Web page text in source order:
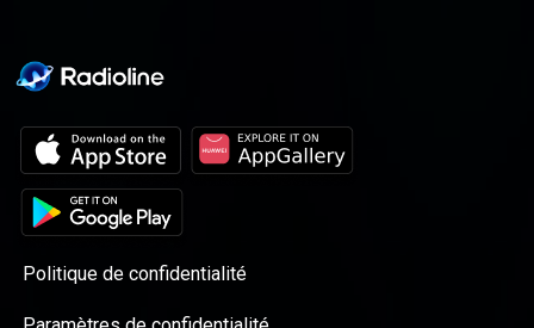
Politique de confidentialité